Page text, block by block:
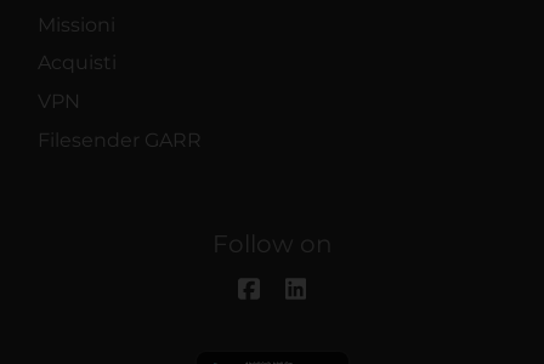
Missioni
Acquisti
VPN
Filesender GARR
Follow on